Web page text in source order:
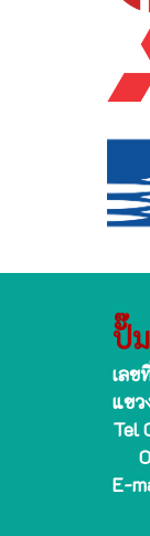
ปั๊
เล
แขว
Tel
E-